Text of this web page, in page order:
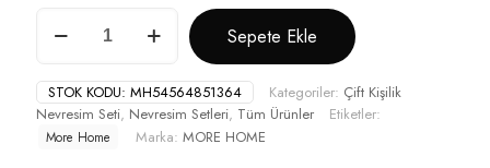
Home
Kişilik
Yorgan
Kılıfı
Sepete Ekle
STOK KODU: MH54564851364 Kategoriler: Çift Kişilik
Nevresim Seti, Nevresim Setleri, Tüm Ürünler Etiketler:
More Home Marka: MORE HOME